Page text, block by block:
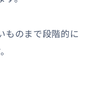
ものまで段階的に